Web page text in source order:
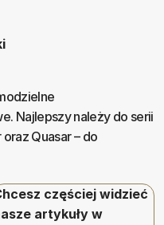
Najlepszy należy do serii
Quasar – do
częściej widzieć
artykuły w